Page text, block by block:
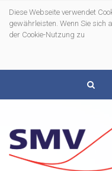
Diese Webseite verwendet
gewährleisten. Wenn Sie sich
der Cookie-Nutzung zu